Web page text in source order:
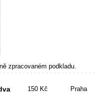
zpracovaném podkladu.
150 Kč
Praha